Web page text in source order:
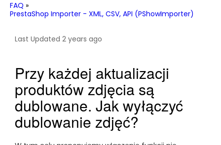
FAQ »
PrestaShop Importer - XML, CSV, API (PShowImporter)
Last Updated 2 years ago
Przy każdej aktualizacji
produktów zdjęcia są
dublowane. Jak wyłączyć
dublowanie zdjęć?